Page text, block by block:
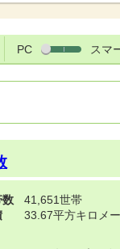
PC スマ
数
41,651世帯
33.67平方キロメ